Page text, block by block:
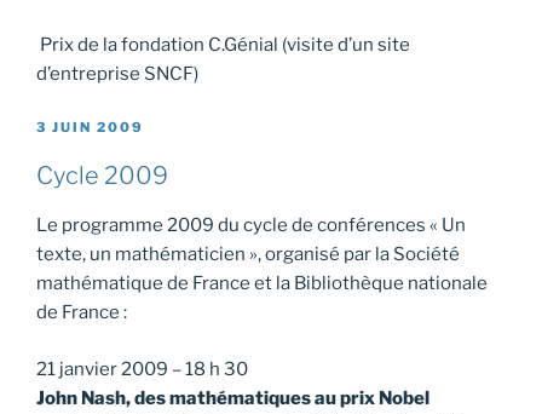
Prix de la fondation C.Génial (visite d’un site
d’entreprise SNCF)
PUBLIÉ
3 JUIN 2009
Cycle 2009
Le programme 2009 du cycle de conférences « Un
texte, un mathématicien », organisé par la Société
mathématique de France et la Bibliothèque nationale
de France :
21 janvier 2009 – 18 h 30
John Nash, des mathématiques au prix Nobel